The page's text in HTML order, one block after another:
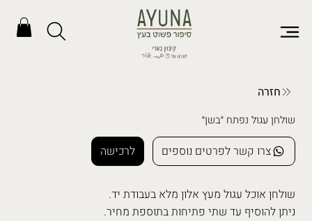
חזרה
שולחן עגול נפתח ״בשן״
לרכישה צרו קשר לפרטים נוספים
שולחן אוכל עגול מעץ אלון מלא בעבודת יד.
ניתן להוסיף עד שתי פתיחות בתוספת מחיר.